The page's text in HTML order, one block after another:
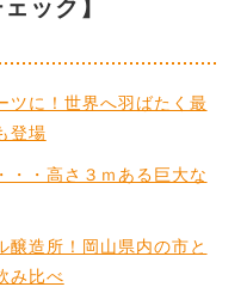
ック】
ツに！世界へ羽ばたく最
登場
・・高さ３ｍある巨大な
醸造所！岡山県内の市と
み比べ